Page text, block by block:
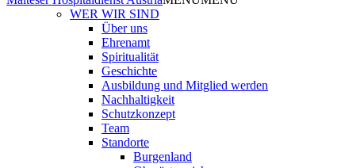
WER WIR SIND
Über uns
Ehrenamt
Spiritualität
Geschichte
Ausbildung und Mitglied werden
Nachhaltigkeit
Schutzkonzept
Team
Standorte
Burgenland